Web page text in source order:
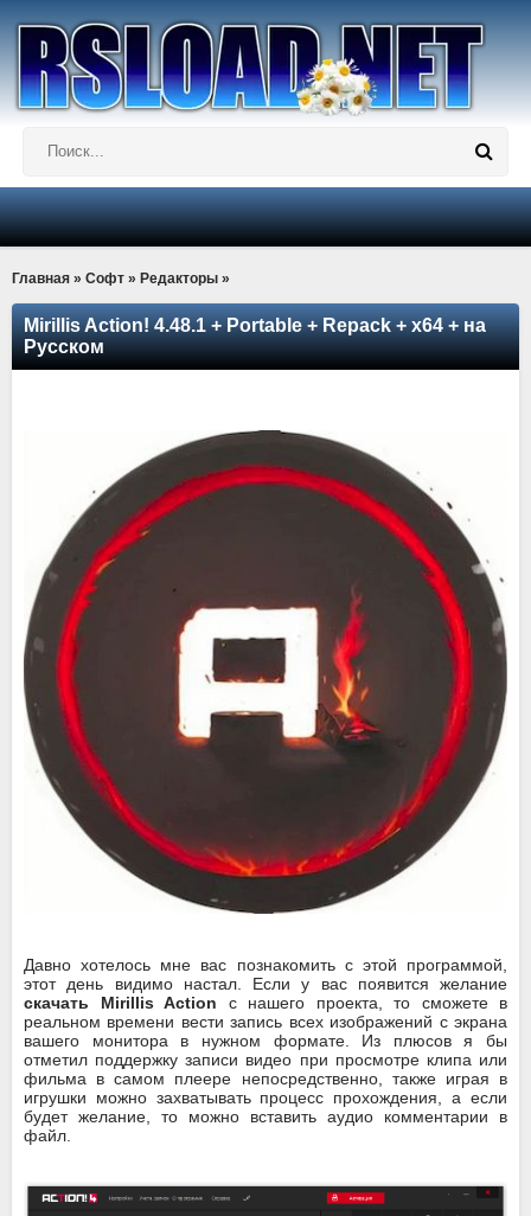
Главная » Софт » Редакторы »
Mirillis Action! 4.48.1 + Portable + Repack + x64 + на
Русском
Давно хотелось мне вас познакомить с этой программой,
этот день видимо настал. Если у вас появится желание
скачать Mirillis Action с нашего проекта, то сможете в
реальном времени вести запись всех изображений с экрана
вашего монитора в нужном формате. Из плюсов я бы
отметил поддержку записи видео при просмотре клипа или
фильма в самом плеере непосредственно, также играя в
игрушки можно захватывать процесс прохождения, а если
будет желание, то можно вставить аудио комментарии в
файл.